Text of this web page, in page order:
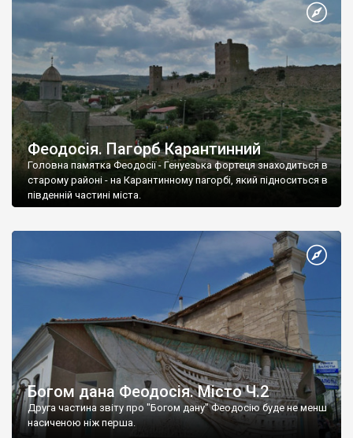
Феодосія. Пагорб Карантинний
Головна памятка Феодосії - Генуезька фортеця знаходиться в
старому районі - на Карантинному пагорбі, який підноситься в
південній частині міста.
Богом дана Феодосія. Місто Ч.2
Друга частина звіту про "Богом дану" Феодосію буде не менш
насиченою ніж перша.